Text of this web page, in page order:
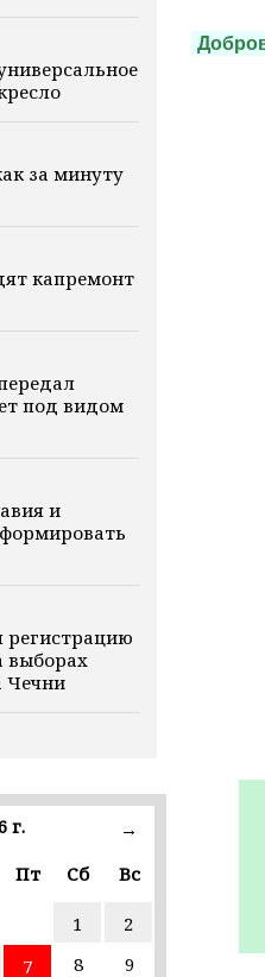
за минуту
капремонт
под видом
и
выборах
Чечни
ВСУ
в 2,5
г.
→
Пт Сб Вс
1
2
7 8
9